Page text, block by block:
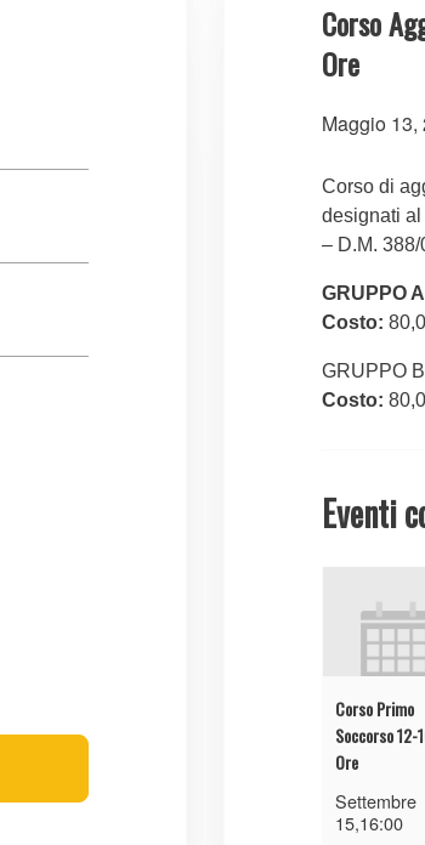
Corso
Ore
Maggio 13,
Corso di
designati al
– D.M. 388/
GRUPPO
Costo:
GRUPPO
Costo:
Eventi
Corso Primo
Soccorso 12-
Ore
Settembre
15,16:00